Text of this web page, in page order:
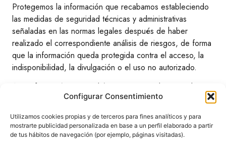
Configurar Consentimiento
Utilizamos cookies propias y de terceros para fines analíticos y para
mostrarte publicidad personalizada en base a un perfil elaborado a partir
de tus hábitos de navegación (por ejemplo, páginas visitadas).
Protegemos la información que recabamos estableciendo
las medidas de seguridad técnicas y administrativas
señaladas en las normas legales después de haber
realizado el correspondiente análisis de riesgos, de forma
que la información queda protegida contra el acceso, la
indisponibilidad, la divulgación o el uso no autorizado.
A tu información personal únicamente pueden acceder
nuestros trabajadores, los cuales son conocedores de los
usos para los que pueden utilizarla y sus limitaciones, las
autoridades y judiciales competentes cuando nos los
requieran y así lo exija la normativa aplicable y otras